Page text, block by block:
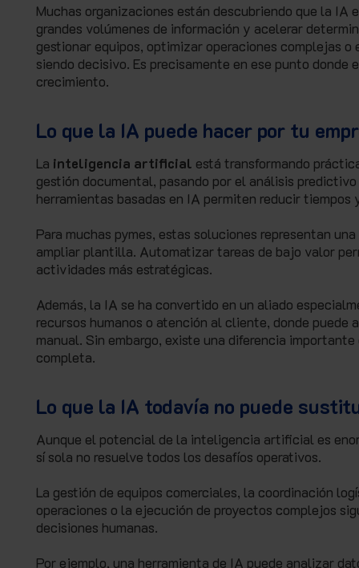
Muchas organizaciones están descubriendo que la
grandes volúmenes de información y acelerar
gestionar equipos, optimizar operaciones complejas
siendo decisivo. Es precisamente en ese punto donde
crecimiento.
Lo que la IA puede hacer por tu
La inteligencia artificial está transformando
gestión documental, pasando por el análisis
herramientas basadas en IA permiten reducir
Para muchas pymes, estas soluciones representan
ampliar plantilla. Automatizar tareas de bajo valor
actividades más estratégicas.
Además, la IA se ha convertido en un aliado
recursos humanos o atención al cliente, donde puede
manual. Sin embargo, existe una diferencia
completa.
Lo que la IA todavía no puede
Aunque el potencial de la inteligencia artificial es
sí sola no resuelve todos los desafíos operativos.
La gestión de equipos comerciales, la coordinación
operaciones o la ejecución de proyectos complejos
decisiones humanas.
Por ejemplo, una herramienta de IA puede analizar